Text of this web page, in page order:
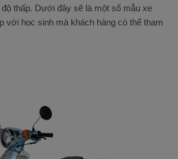
thấp. Dưới đây sẽ là một số mẫu xe
với học sinh mà khách hàng có thể tham